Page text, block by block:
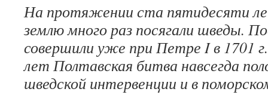
На протяжении ста пятидесяти
землю много раз посягали шведы.
совершили уже при Петре I в 1701
лет Полтавская битва навсегда
шведской интервенции и в